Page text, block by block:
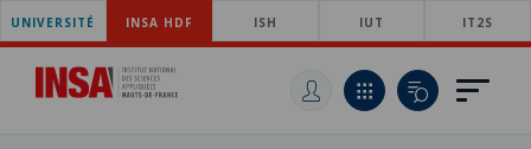
SKIP
TO
MAIN
NAVIGATION
PASAR
CONTENIDO
SKIP
UNIVERSITÉ INSA HDF ISH IUT IT2S